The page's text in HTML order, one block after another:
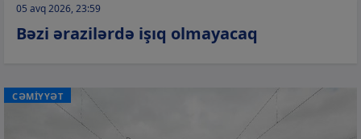
05 avq 2026, 23:59
Bəzi ərazilərdə işıq olmayacaq
CƏMİYYƏT